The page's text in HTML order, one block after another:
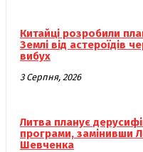
Китайці розробили
Землі від астероїдів
вибух
3 Серпня, 2026
Литва планує
програми, замінивши
Шевченка